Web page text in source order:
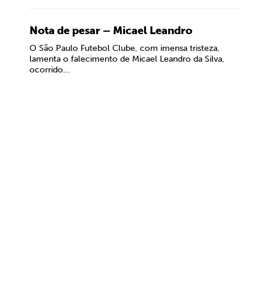
Nota de pesar – Micael Leandro
O São Paulo Futebol Clube, com imensa tristeza,
lamenta o falecimento de Micael Leandro da Silva,
ocorrido...